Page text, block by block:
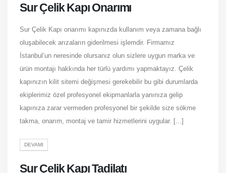
Sur Çelik Kapı Onarımı
Sur Çelik Kapı onarımı kapınızda kullanım veya zamana bağlı
oluşabilecek arızaların giderilmesi işlemdir. Firmamız
İstanbul’un neresinde olursanız olun sizlere uygun marka ve
ürün montajı hakkında her türlü yardımı yapmaktayız. Çelik
kapınızın kilit sitemi değişmesi gerekebilir bu gibi durumlarda
ekiplerimiz özel profesyonel ekipmanlarla yanınıza gelip
kapınıza zarar vermeden profesyonel bir şekilde size sökme
takma, onarım, montaj ve tamir hizmetlerini uygular. [...]
DEVAMI
Sur Çelik Kapı Tadilatı